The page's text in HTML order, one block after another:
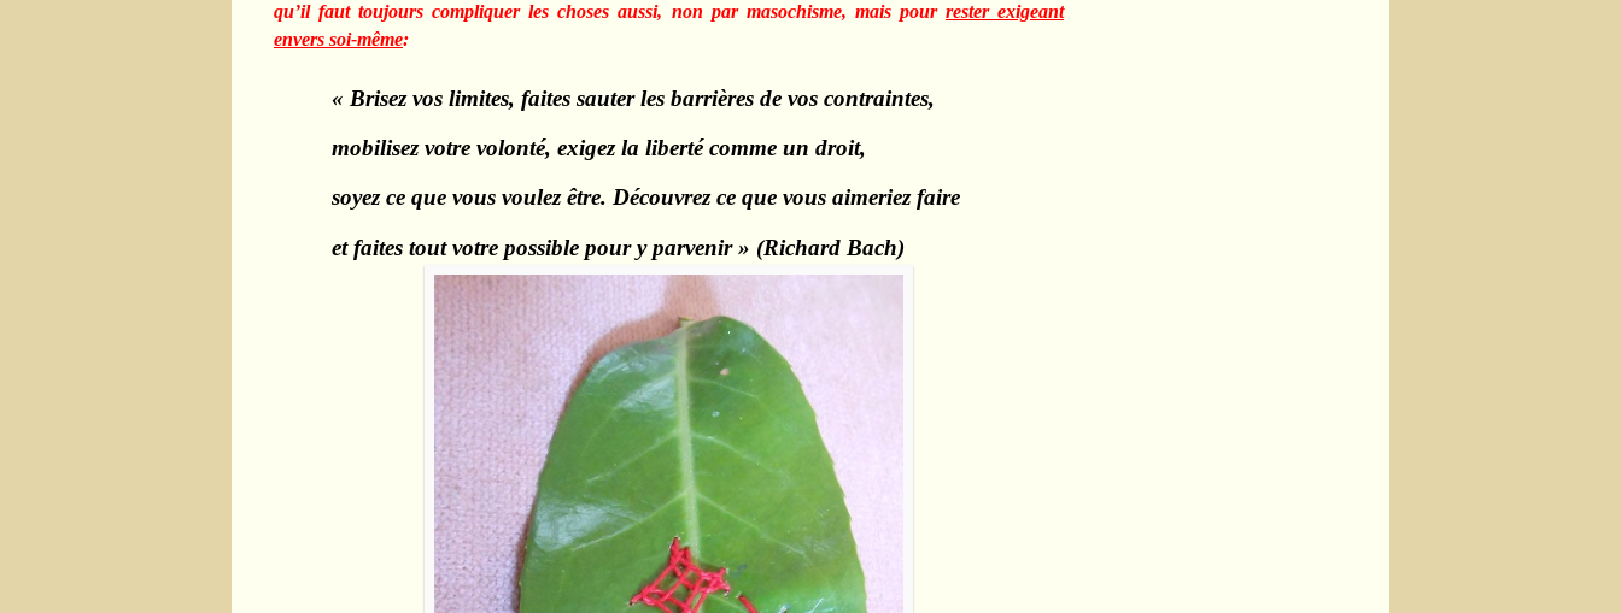
qu’il faut toujours compliquer les choses aussi, non par masochisme, mais pour rester exigeant
envers soi-même:
« Brisez vos limites, faites sauter les barrières de vos contraintes,
mobilisez votre volonté, exigez la liberté comme un droit,
soyez ce que vous voulez être. Découvrez ce que vous aimeriez faire
et faites tout votre possible pour y parvenir » (Richard Bach)